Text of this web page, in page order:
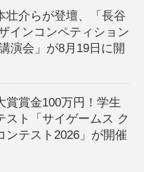
壮介らが登壇、「長谷
インコンペティション
演会」が8月19日に開
賞賞金100万円！学生
スト「サイゲームス ク
ンテスト2026」が開催